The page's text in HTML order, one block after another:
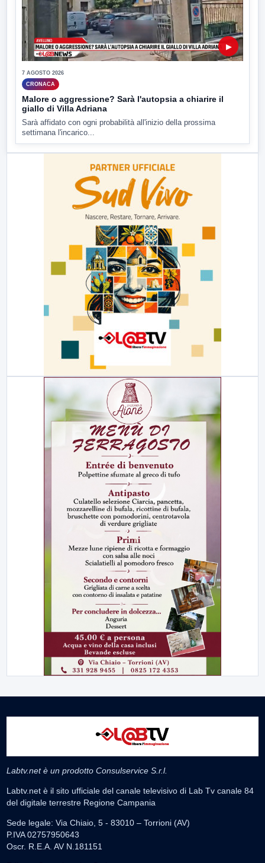
▶
7 AGOSTO 2026
CRONACA
Malore o aggressione? Sarà l'autopsia a chiarire il
giallo di Villa Adriana
Sarà affidato con ogni probabilità all'inizio della prossima
settimana l'incarico...
Labtv.net è un prodotto Consulservice S.r.l.
Labtv.net è il sito ufficiale del canale televisivo di Lab Tv canale 84
del digitale terrestre Regione Campania
Sede legale: Via Chiaio, 5 - 83010 – Torrioni (AV)
P.IVA 02757950643
Oscr. R.E.A. AV N.181151